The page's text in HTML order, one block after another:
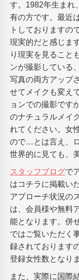
す。1982年生まれ
有の方です。最近
トしておりますの
現実的だと感じま
り現実を見ること
ンが撮影している
写真の両方アップ
せてメイクも変え
ョンでの撮影です
のナチュラルメイ
れてください。女
ので…とは言え、
世界的に見ても、
スタッフブログで
はコチラに掲載い
アプローチ状況の
は、会員様や無料
能となります。併
ではご覧いただく
録されております
登録女性数となり
また、実際に国際